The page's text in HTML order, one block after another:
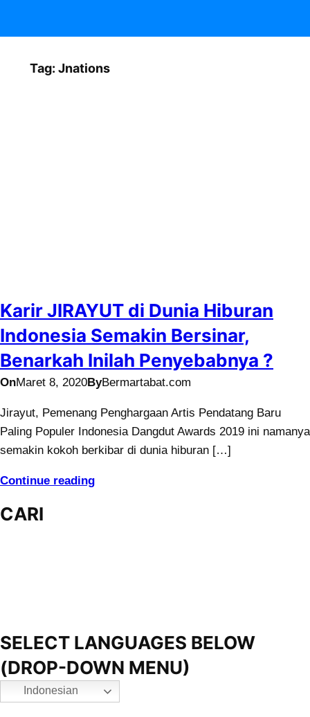
Tag: Jnations
Karir JIRAYUT di Dunia Hiburan
Indonesia Semakin Bersinar,
Benarkah Inilah Penyebabnya ?
OnMaret 8, 2020ByBermartabat.com
Jirayut, Pemenang Penghargaan Artis Pendatang Baru
Paling Populer Indonesia Dangdut Awards 2019 ini namanya
semakin kokoh berkibar di dunia hiburan […]
Continue reading
CARI
SELECT LANGUAGES BELOW
(DROP-DOWN MENU)
Indonesian